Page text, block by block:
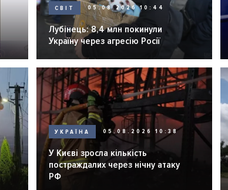
СВІТ 05.08.2026 10:44
Лубінець: 8,4 млн покинули
Україну через агресію Росії
УКРАЇНА 05.08.2026 10:38
У Києві зросла кількість
постраждалих через нічну атаку
РФ